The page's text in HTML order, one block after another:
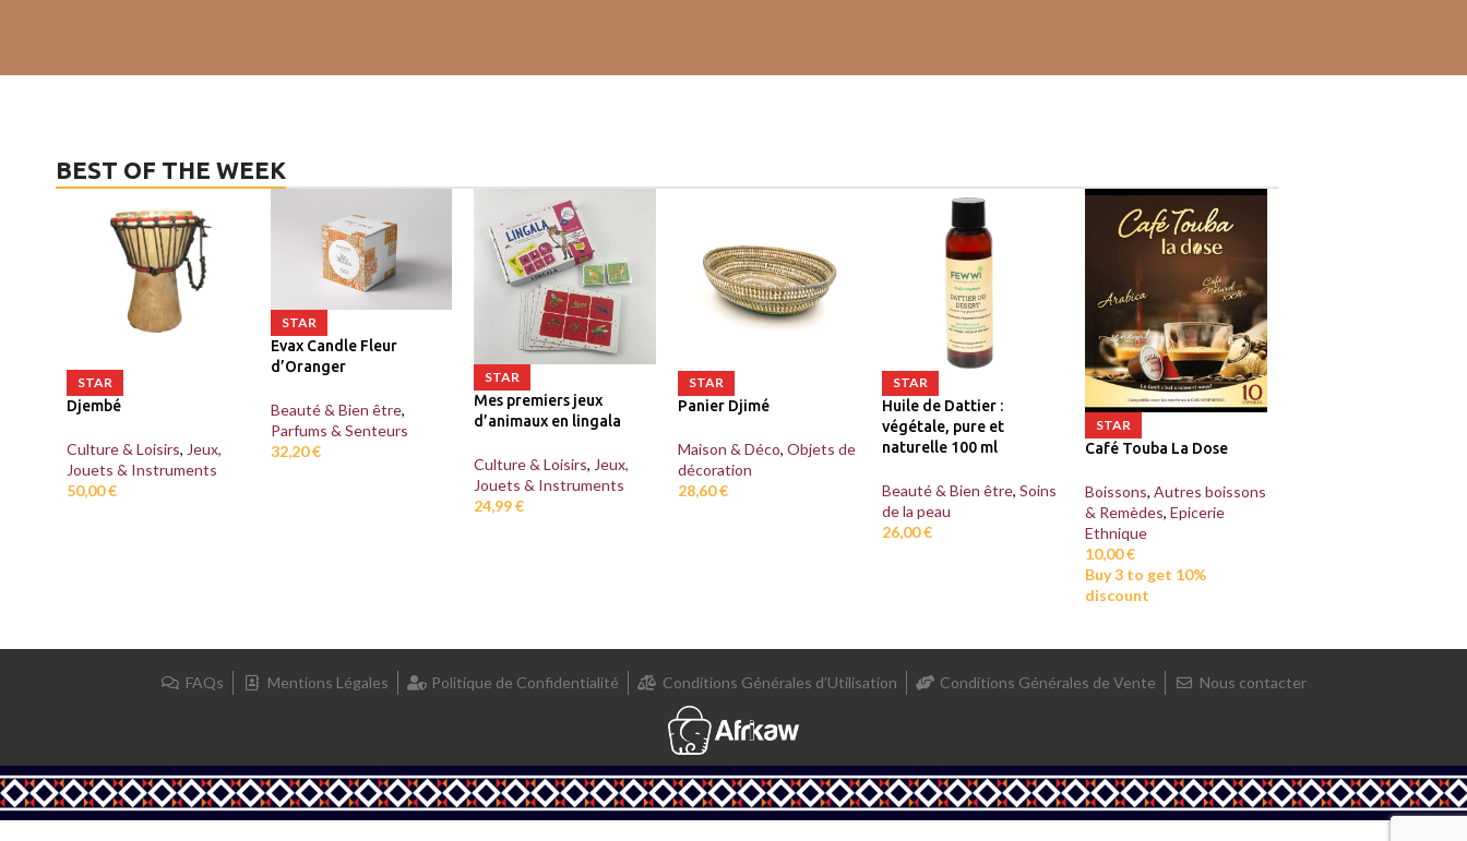
BEST OF THE WEEK
STAR
Djembé
Culture & Loisirs, Jeux,
Jouets & Instruments
50,00€
STAR
Evax Candle Fleur
d’Oranger
Beauté & Bien être,
Parfums & Senteurs
32,20€
STAR
Mes premiers jeux
d’animaux en lingala
Culture & Loisirs, Jeux,
Jouets & Instruments
24,99€
STAR
Panier Djimé
Maison & Déco, Objets de
décoration
28,60€
STAR
Huile de Dattier :
végétale, pure et
naturelle 100 ml
Beauté & Bien être, Soins
de la peau
26,00€
STAR
Café Touba La Dose
Boissons, Autres boissons
& Remèdes, Epicerie
Ethnique
10,00€
Buy 3 to get 10%
discount
FAQs Mentions Légales Politique de Confidentialité Conditions Générales d’Utilisation Conditions Générales de Vente Nous contacter